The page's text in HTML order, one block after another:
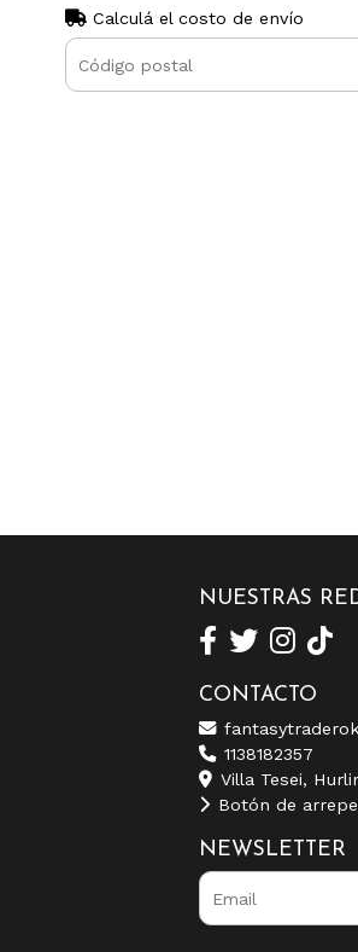
Calculá el costo de envío
NUESTRAS
CONTACTO
1138182357
Villa Tesei,
Botón de
NEWSLETTER